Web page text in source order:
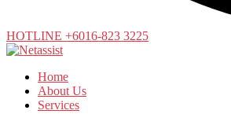
HOTLINE +6016-823 3225
Home
About Us
Services